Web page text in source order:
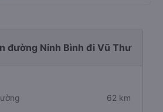
đường Ninh Bình đi Vũ Thư
62 km